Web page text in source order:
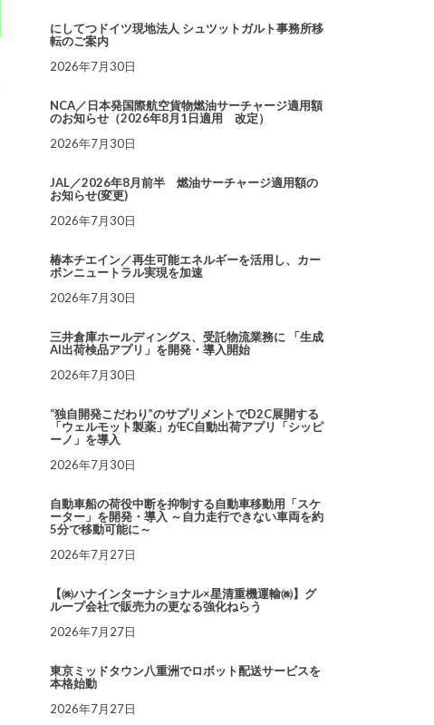
にしてつドイツ現地法人 シュツットガルト事務所移
転のご案内
2026年7月30日
NCA／日本発国際航空貨物燃油サーチャージ適用額
のお知らせ（2026年8月1日適用 改定）
2026年7月30日
JAL／2026年8月前半 燃油サーチャージ適用額の
お知らせ(変更)
2026年7月30日
椿本チエイン／再生可能エネルギーを活用し、カー
ボンニュートラル実現を加速
2026年7月30日
三井倉庫ホールディングス、受託物流業務に 「生成
AI出荷検品アプリ」を開発・導入開始
2026年7月30日
“独自開発こだわり”のサプリメントでD2C展開する
「ウェルモット製薬」がEC自動出荷アプリ「シッピ
ーノ」を導入
2026年7月30日
自動車船の荷役中断を抑制する自動車移動用「スケ
ーター」を開発・導入 ～自力走行できない車両を約
5分で移動可能に～
2026年7月27日
【㈱ハナインターナショナル×星清重機運輸㈱】グ
ループ会社で販売力の更なる強化ねらう
2026年7月27日
東京ミッドタウン八重洲でロボット配送サービスを
本格始動
2026年7月27日